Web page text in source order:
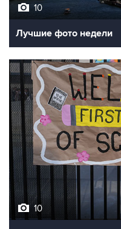
10
Лучшие фото недели
10